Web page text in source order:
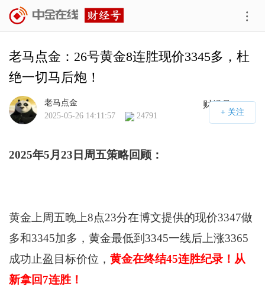
老马点金：26号黄金8连胜现价3345多，杜
绝一切马后炮！
财经号APP
老马点金
2025-05-26 14:11:57
24791
2025年5月23日周五策略回顾：
黄金上周五晚上8点23分在博文提供的现价3347做
多和3345加多，黄金最低到3345一线后上涨3365
成功止盈目标价位， 黄金在终结45连胜纪录！从
新拿回7连胜！